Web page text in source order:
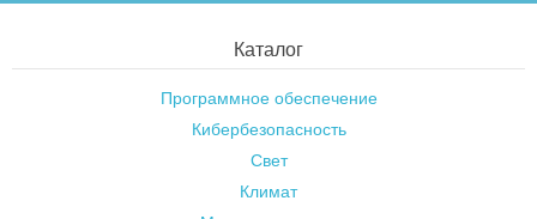
Каталог
Программное обеспечение
Кибербезопасность
Свет
Климат